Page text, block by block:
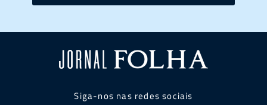
Siga-nos nas redes sociais